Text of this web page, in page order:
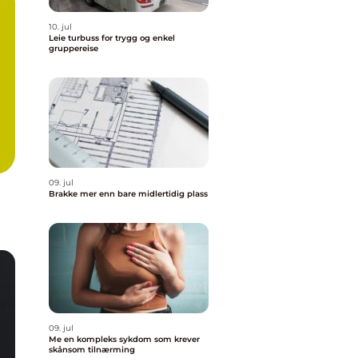
10. jul
Leie turbuss for trygg og enkel
gruppereise
09. jul
Brakke mer enn bare midlertidig plass
09. jul
Me en kompleks sykdom som krever
skånsom tilnærming